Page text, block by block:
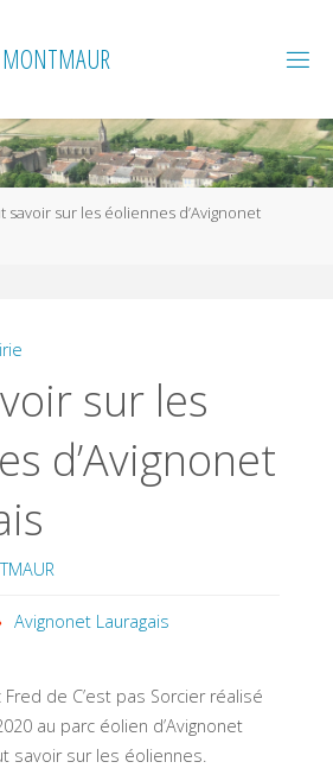
savoir sur les éoliennes d’Avignonet
sur les
d’Avignonet
Avignonet Lauragais
de C’est pas Sorcier réalisé
au parc éolien d’Avignonet
savoir sur les éoliennes.